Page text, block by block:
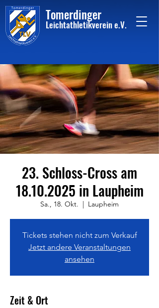
Tomerdinger
Leichtathletikvereine.V.
23. Schloss-Cross am
18.10.2025 in Laupheim
Sa., 18. Okt.
  |
Laupheim
Tickets stehen nicht zum Verkauf
Jetzt andere Veranstaltungen
ansehen
Zeit & Ort